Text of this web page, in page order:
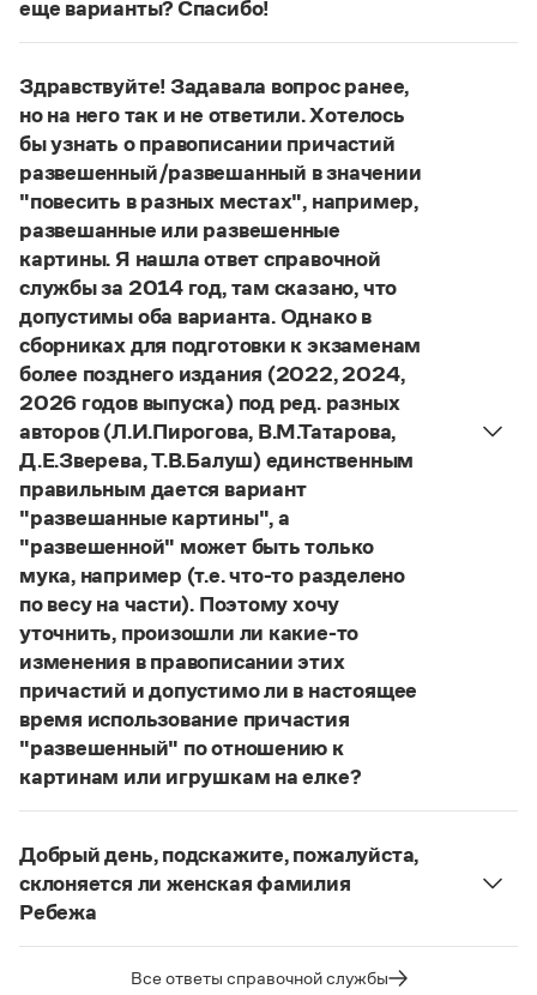
Словари русского языка как государственного
Справочники
Правила русской орфографии и пунктуации
Русский язык. Краткий теоретический курс
для школьников
Письмовник
Справочник по пунктуации
Словарь-справочник трудностей
Справочник по фразеологии
Азбучные истины
Словарь-справочник непростые слова
Все справочники портала
Журнал
Новости и события
Статьи
Монологи
Интервью
Лекции и подкасты
Рекомендуем
Учебник Грамоты
Правила русского языка: от азов до тонкостей
Интерактивные упражнения: от простого к сложному
Управление в русском языке
Правила русской орфографии и пунктуации
еще варианты? Спасибо!
Сочетаниепогодные приметыотвечает нормам
сочетанияприметы(хорошей, плохой)погоды
приметы о погоде;приметы, относящиеся
к погоде.
Страница ответа
Здравствуйте! Задавала вопрос ранее,
но на него так и не ответили. Хотелось
бы узнать о правописании причастий
развешенный/развешанный в значении
"повесить в разных местах", например,
развешанные или развешенные
картины. Я нашла ответ справочной
службы за 2014 год, там сказано, что
допустимы оба варианта. Однако в
сборниках для подготовки к экзаменам
более позднего издания (2022, 2024,
2026 годов выпуска) под ред. разных
авторов (Л.И.Пирогова, В.М.Татарова,
Д.Е.Зверева, Т.В.Балуш) единственным
правильным дается вариант
"развешанные картины", а
"развешенной" может быть только
мука, например (т.е. что-то разделено
по весу на части). Поэтому хочу
уточнить, произошли ли какие-то
изменения в правописании этих
причастий и допустимо ли в настоящее
время использование причастия
"развешенный" по отношению к
картинам или игрушкам на елке?
Нашответ2014 года по-прежнему актуален.
то игнорируют рекомендации нормативных
словарей русского языка, в которых указан глагол
развесить
развешенный) со значением «повесить в разных
местах (несколько, много предметов)». Ср.:
Добрый день, подскажите, пожалуйста,
склоняется ли женская фамилия
Ребежа
ФамилияРебежасклоняется (и мужская,
и женская).Все ответы справочной службы